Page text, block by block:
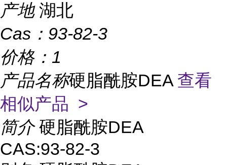
产地 湖北
Cas： 93-82-3
价格： 1
产品名称硬脂酰胺DEA 查看
相似产品 >
简介 硬脂酰胺DEA
CAS:93-82-3